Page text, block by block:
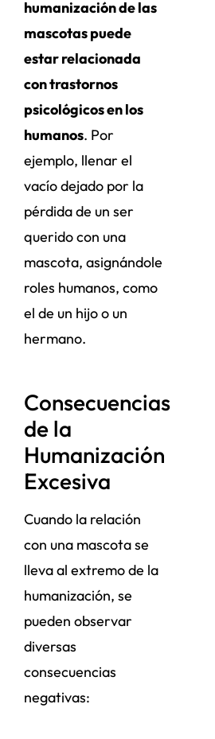
humanización de las
mascotas puede
estar relacionada
con trastornos
psicológicos en los
humanos. Por
ejemplo, llenar el
vacío dejado por la
pérdida de un ser
querido con una
mascota, asignándole
roles humanos, como
el de un hijo o un
hermano.
Consecuencias
de la
Humanización
Excesiva
Cuando la relación
con una mascota se
lleva al extremo de la
humanización, se
pueden observar
diversas
consecuencias
negativas: